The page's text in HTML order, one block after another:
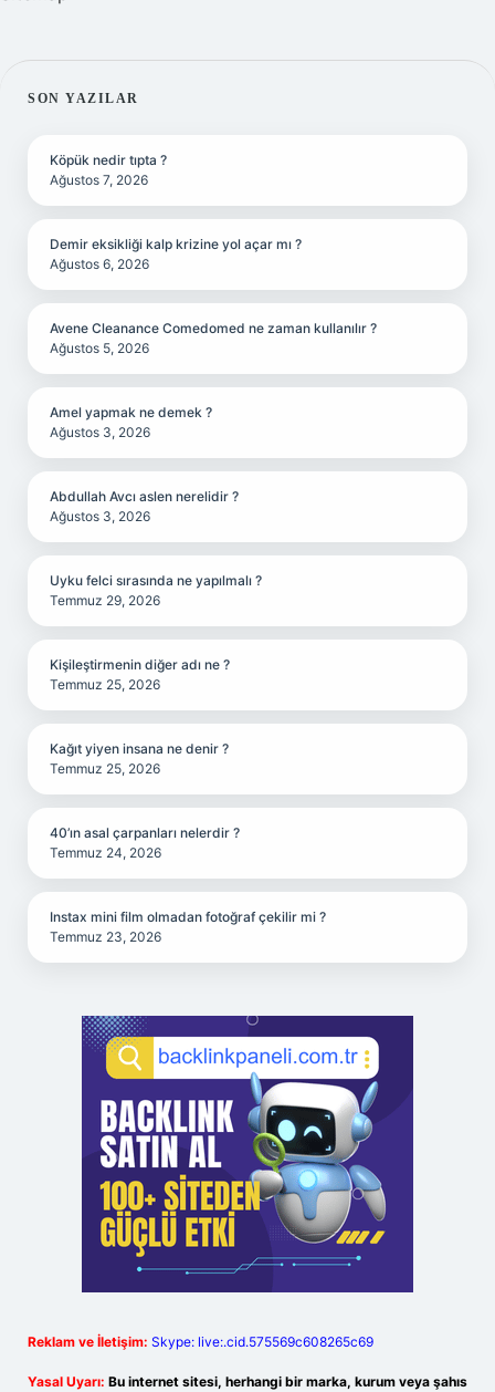
SIDEBAR
SON YAZILAR
Köpük nedir tıpta ?
Ağustos 7, 2026
Demir eksikliği kalp krizine yol açar mı ?
Ağustos 6, 2026
Avene Cleanance Comedomed ne zaman kullanılır ?
Ağustos 5, 2026
Amel yapmak ne demek ?
Ağustos 3, 2026
Abdullah Avcı aslen nerelidir ?
Ağustos 3, 2026
Uyku felci sırasında ne yapılmalı ?
Temmuz 29, 2026
Kişileştirmenin diğer adı ne ?
Temmuz 25, 2026
Kağıt yiyen insana ne denir ?
Temmuz 25, 2026
40’ın asal çarpanları nelerdir ?
Temmuz 24, 2026
Instax mini film olmadan fotoğraf çekilir mi ?
Temmuz 23, 2026
Reklam ve İletişim: Skype: live:.cid.575569c608265c69
Yasal Uyarı: Bu internet sitesi, herhangi bir marka, kurum veya şahıs